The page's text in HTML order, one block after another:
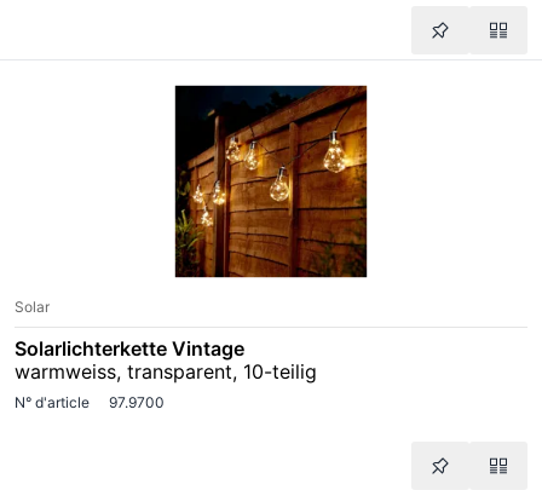
Solar
Solarlichterkette Vintage
warmweiss, transparent, 10-teilig
N° d'article 97.9700